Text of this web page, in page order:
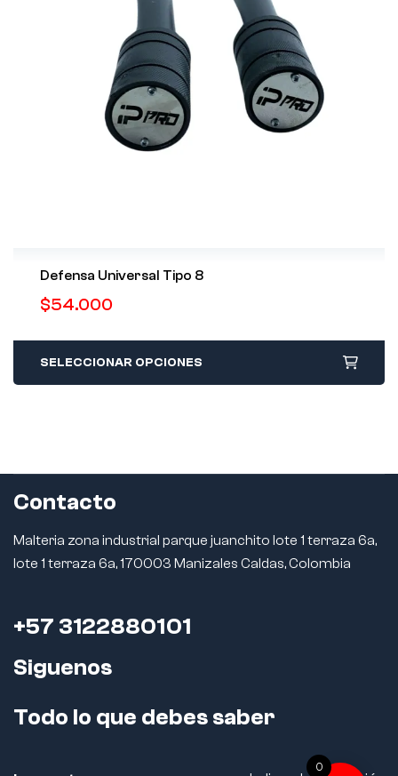
Defensa Universal Tipo 8
$54.000
SELECCIONAR OPCIONES
Contacto
Malteria zona industrial parque juanchito lote 1 terraza 6a,
lote 1 terraza 6a, 170003 Manizales Caldas, Colombia
+57 3122880101
Siguenos
Todo lo que debes saber
0